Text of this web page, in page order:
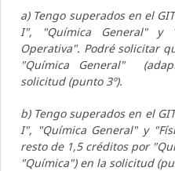
a) Tengo superados en el
I", "Química General" y
Operativa". Podré solicitar
"Química General"
solicitud (punto 3º).
b) Tengo superados en el
I", "Química General" y
resto de 1,5 créditos por
"Química") en la solicitud